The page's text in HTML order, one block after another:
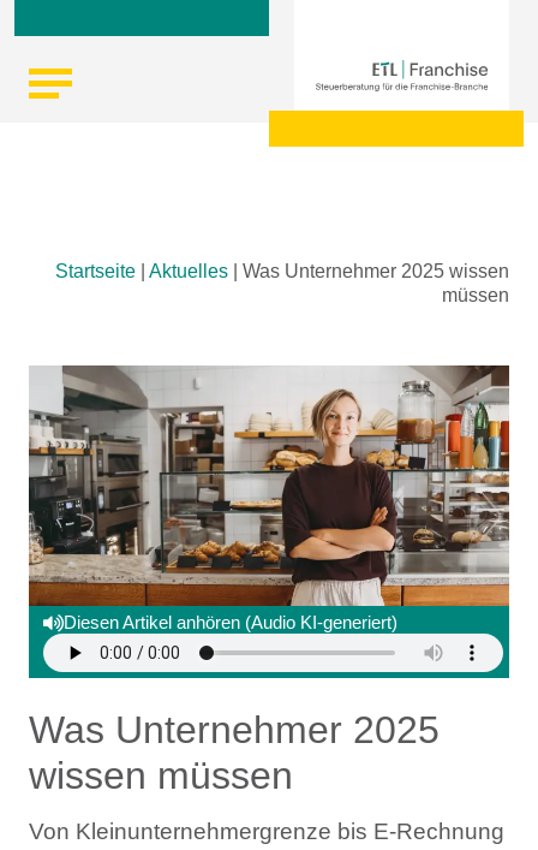
Startseite Aktuelles
Was Unternehmer 2025 wissen
müssen
Diesen Artikel anhören (Audio KI-generiert)
Was Unternehmer 2025
wissen müssen
Von Kleinunternehmergrenze bis E-Rechnung